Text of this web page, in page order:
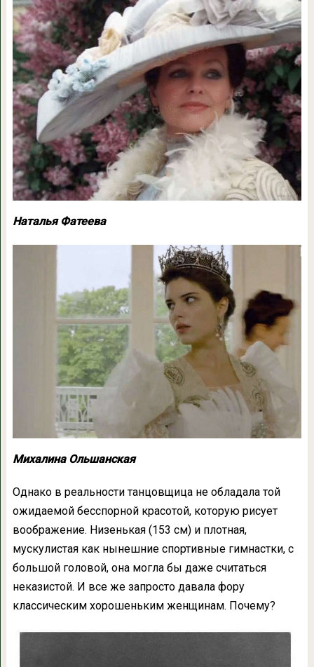
Наталья Фатеева
Михалина Ольшанская
Однако в реальности танцовщица не обладала той
ожидаемой бесспорной красотой, которую рисует
воображение. Низенькая (153 см) и плотная,
мускулистая как нынешние спортивные гимнастки, с
большой головой, она могла бы даже считаться
неказистой. И все же запросто давала фору
классическим хорошеньким женщинам. Почему?